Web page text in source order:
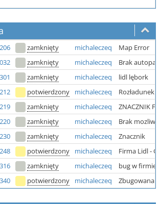
zamknięty michaleczeq
Map Error
zamknięty michaleczeq
Brak
zamknięty michaleczeq
lidl lębork
potwierdzony michaleczeq
Rozładunek
zamknięty michaleczeq
ZNACZNIK
zamknięty michaleczeq
Brak
zamknięty michaleczeq
Znacznik
potwierdzony michaleczeq
Firma Lidl -
zamknięty michaleczeq
bug w firmie
potwierdzony michaleczeq Zbugowana